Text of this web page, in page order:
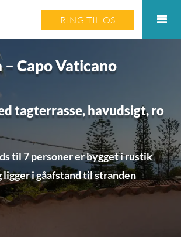
RING TIL OS
Capo Vaticano
tagterrasse, havudsigt, ro
til 7 personer er bygget i rustik
i gåafstand til stranden